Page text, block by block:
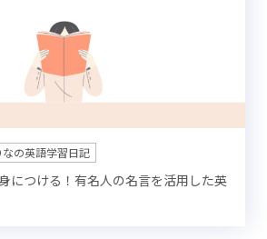
の英語学習日記
につける！有名人の名言を活用した英